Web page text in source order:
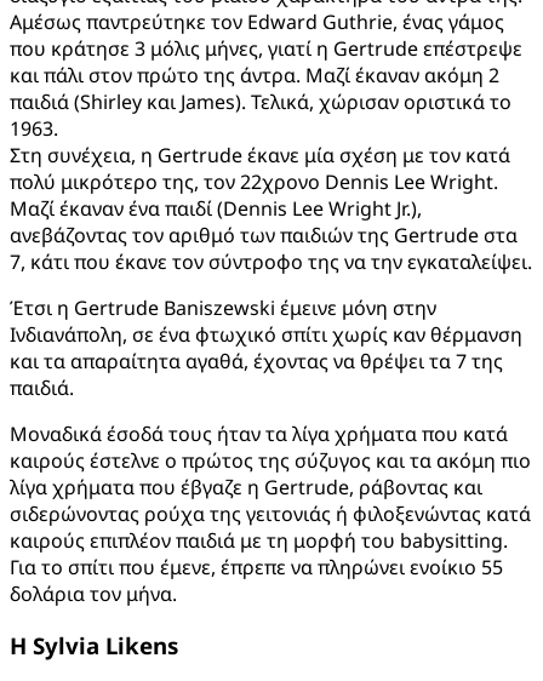
Αμέσως παντρεύτηκε τον Edward Guthrie, ένας γάμος
που κράτησε 3 μόλις μήνες, γιατί η Gertrude επέστρεψε
και πάλι στον πρώτο της άντρα. Μαζί έκαναν ακόμη 2
παιδιά (Shirley και James). Τελικά, χώρισαν οριστικά το
1963.
Στη συνέχεια, η Gertrude έκανε μία σχέση με τον κατά
πολύ μικρότερο της, τον 22χρονο Dennis Lee Wright.
Μαζί έκαναν ένα παιδί (Dennis Lee Wright Jr.),
ανεβάζοντας τον αριθμό των παιδιών της Gertrude στα
7, κάτι που έκανε τον σύντροφο της να την εγκαταλείψει.
Έτσι η Gertrude Baniszewski έμεινε μόνη στην
Ινδιανάπολη, σε ένα φτωχικό σπίτι χωρίς καν θέρμανση
και τα απαραίτητα αγαθά, έχοντας να θρέψει τα 7 της
παιδιά.
Μοναδικά έσοδά τους ήταν τα λίγα χρήματα που κατά
καιρούς έστελνε ο πρώτος της σύζυγος και τα ακόμη πιο
λίγα χρήματα που έβγαζε η Gertrude, ράβοντας και
σιδερώνοντας ρούχα της γειτονιάς ή φιλοξενώντας κατά
καιρούς επιπλέον παιδιά με τη μορφή του babysitting.
Για το σπίτι που έμενε, έπρεπε να πληρώνει ενοίκιο 55
δολάρια τον μήνα.
Η Sylvia Likens